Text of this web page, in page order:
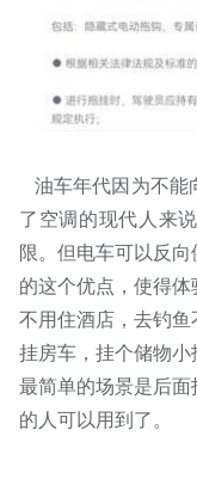
油车年代因为不能
了空调的现代人来
限。但电车可以反
的这个优点，使得
不用住酒店，去钓
挂房车，挂个储物小
最简单的场景是后
的人可以用到了。